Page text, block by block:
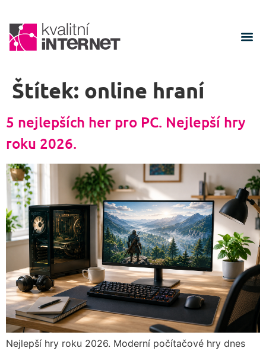
Štítek: online hraní
5 nejlepších her pro PC. Nejlepší hry
roku 2026.
Nejlepší hry roku 2026. Moderní počítačové hry dnes